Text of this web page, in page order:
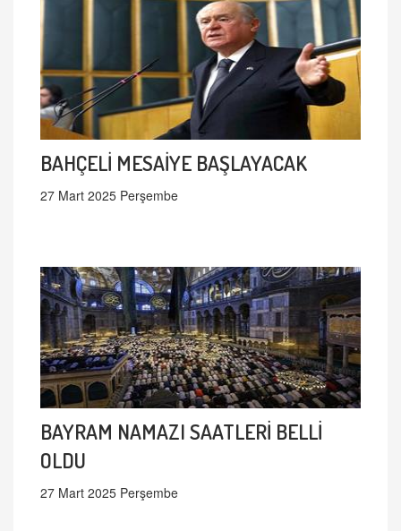
BAHÇELİ MESAİYE BAŞLAYACAK
27 Mart 2025 Perşembe
BAYRAM NAMAZI SAATLERİ BELLİ
OLDU
27 Mart 2025 Perşembe